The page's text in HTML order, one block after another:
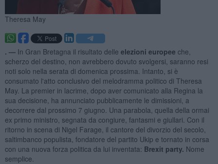
Theresa May
. — In Gran Bretagna il risultato delle elezioni europee che,
scherzo del destino, non avrebbero dovuto svolgersi, saranno resi
noti solo nella serata di domenica prossima. Intanto, si è
consumato l'atto conclusivo del melodramma politico di Theresa
May. La premier in lacrime, dopo aver comunicato alla Regina la
sua decisione, ha annunciato pubblicamente le dimissioni, a
decorrere dal prossimo 7 giugno. Una parabola, quella della ormai
ex primo ministro, segnata da congiure, fantasmi e giullari. Con il
ritorno in scena di Nigel Farage, il cantore del divorzio del secolo,
saltimbanco populista, fondatore del partito Ukip e tornato in corsa
con una nuova forza politica da lui inventata: Brexit party. Nome
semplice.